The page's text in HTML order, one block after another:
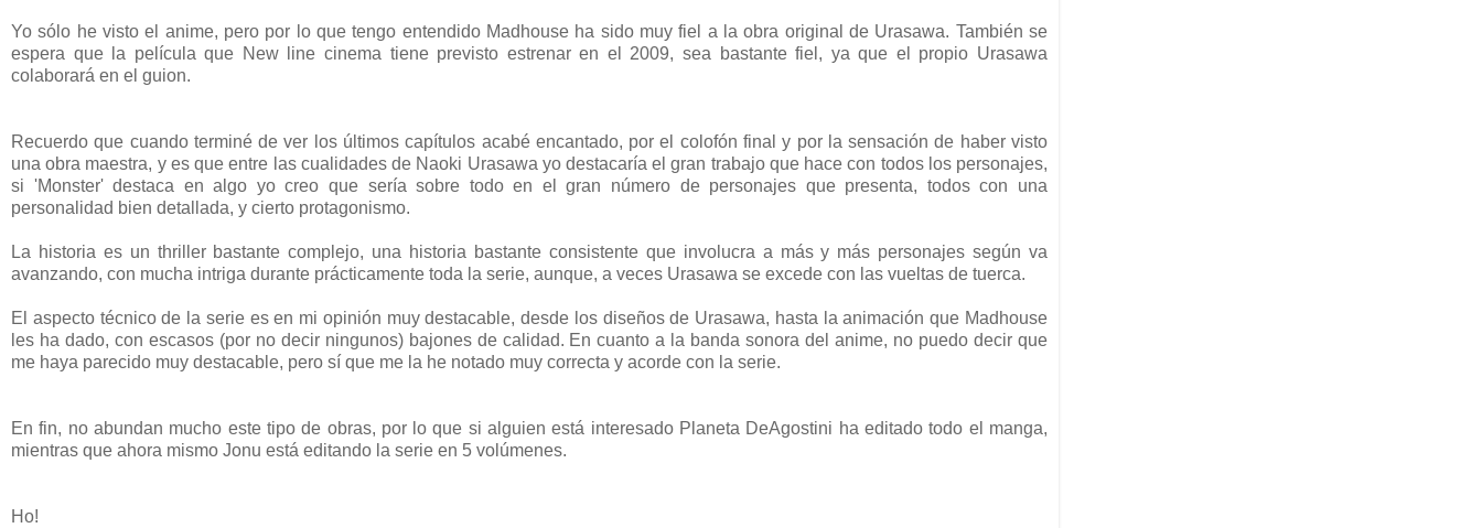
Yo sólo he visto el anime, pero por lo que tengo entendido Madhouse ha sido muy fiel a la obra original de Urasawa. También se
espera que la película que New line cinema tiene previsto estrenar en el 2009, sea bastante fiel, ya que el propio Urasawa
colaborará en el guion.
Recuerdo que cuando terminé de ver los últimos capítulos acabé encantado, por el colofón final y por la sensación de haber visto
una obra maestra, y es que entre las cualidades de Naoki Urasawa yo destacaría el gran trabajo que hace con todos los personajes,
si 'Monster' destaca en algo yo creo que sería sobre todo en el gran número de personajes que presenta, todos con una
personalidad bien detallada, y cierto protagonismo.
La historia es un thriller bastante complejo, una historia bastante consistente que involucra a más y más personajes según va
avanzando, con mucha intriga durante prácticamente toda la serie, aunque, a veces Urasawa se excede con las vueltas de tuerca.
El aspecto técnico de la serie es en mi opinión muy destacable, desde los diseños de Urasawa, hasta la animación que Madhouse
les ha dado, con escasos (por no decir ningunos) bajones de calidad. En cuanto a la banda sonora del anime, no puedo decir que
me haya parecido muy destacable, pero sí que me la he notado muy correcta y acorde con la serie.
En fin, no abundan mucho este tipo de obras, por lo que si alguien está interesado Planeta DeAgostini ha editado todo el manga,
mientras que ahora mismo Jonu está editando la serie en 5 volúmenes.
Ho!